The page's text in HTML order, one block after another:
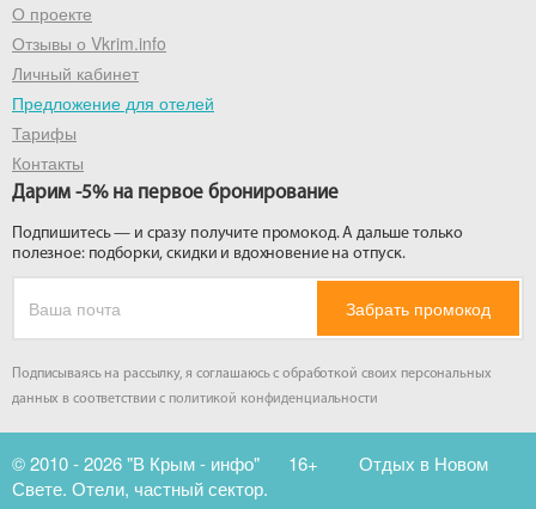
О проекте
Отзывы о Vkrim.info
Личный кабинет
Предложение для отелей
Тарифы
Контакты
Дарим -5% на первое бронирование
Подпишитесь — и сразу получите промокод. А дальше только
полезное: подборки, скидки и вдохновение на отпуск.
Забрать промокод
Подписываясь на рассылку, я соглашаюсь с обработкой своих персональных
данных в соответствии с политикой конфиденциальности
© 2010 - 2026 "В Крым - инфо" 16+
Отдых в Новом
Свете. Отели, частный сектор.